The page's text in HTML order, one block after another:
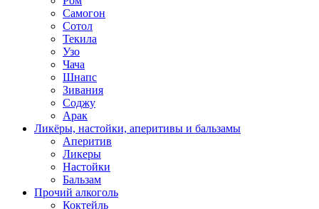
Самогон
Сотол
Текила
Узо
Чача
Шнапс
Зивания
Соджу
Арак
Ликёры, настойки, аперитивы и бальзамы
Аперитив
Ликеры
Настойки
Бальзам
Прочий алкоголь
Коктейль